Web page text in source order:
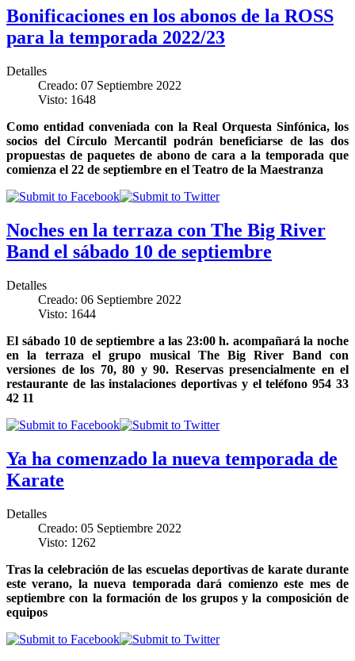
Bonificaciones en los abonos de la ROSS
para la temporada 2022/23
Detalles
Creado: 07 Septiembre 2022
Visto: 1648
Como entidad conveniada con la Real Orquesta Sinfónica, los
socios del Círculo Mercantil podrán beneficiarse de las dos
propuestas de paquetes de abono de cara a la temporada que
comienza el 22 de septiembre en el Teatro de la Maestranza
Noches en la terraza con The Big River
Band el sábado 10 de septiembre
Detalles
Creado: 06 Septiembre 2022
Visto: 1644
El sábado 10 de septiembre a las 23:00 h. acompañará la noche
en la terraza el grupo musical The Big River Band con
versiones de los 70, 80 y 90. Reservas presencialmente en el
restaurante de las instalaciones deportivas y el teléfono 954 33
42 11
Ya ha comenzado la nueva temporada de
Karate
Detalles
Creado: 05 Septiembre 2022
Visto: 1262
Tras la celebración de las escuelas deportivas de karate durante
este verano, la nueva temporada dará comienzo este mes de
septiembre con la formación de los grupos y la composición de
equipos